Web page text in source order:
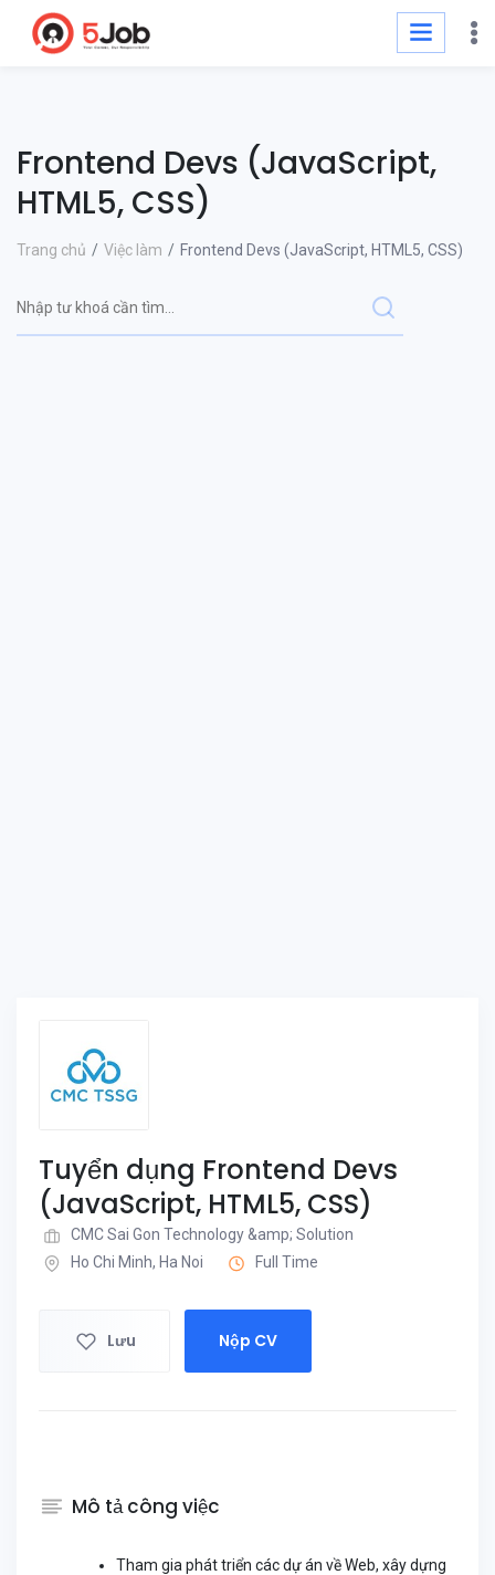
Frontend Devs (JavaScript,
HTML5, CSS)
Trang chủ Việc làm Frontend Devs (JavaScript, HTML5, CSS)
Tuyển dụng Frontend Devs
(JavaScript, HTML5, CSS)
CMC Sai Gon Technology &amp; Solution
Ho Chi Minh, Ha Noi
Full Time
Lưu Nộp CV
Mô tả công việc
Tham gia phát triển các dự án về Web, xây dựng